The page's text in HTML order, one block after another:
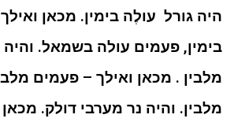
היה גורל עולֶה בימין. מכאן
בימין, פעמים עולה בשמאל.
מלבין . מכאן ואילך – פעמים
מלבין. והיה נר מערבי דולק.